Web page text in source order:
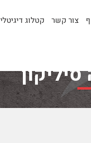
צור קשר קטלוג דיגיטלי